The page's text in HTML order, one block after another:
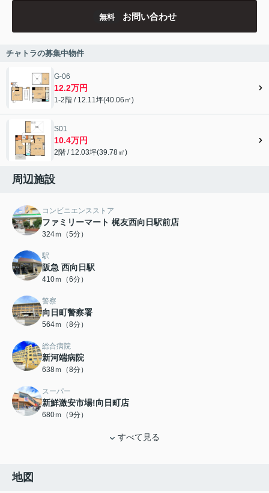
無料 お問い合わせ
チャトラの募集中物件
G-06
12.2万円
1-2階 / 12.11坪(40.06㎡)
S01
10.4万円
2階 / 12.03坪(39.78㎡)
周辺施設
コンビニエンスストア
ファミリーマート 梶友西向日駅前店
324ｍ（5分）
駅
阪急 西向日駅
410ｍ（6分）
警察
向日町警察署
564ｍ（8分）
総合病院
新河端病院
638ｍ（8分）
スーパー
新鮮激安市場!向日町店
680ｍ（9分）
すべて見る
地図